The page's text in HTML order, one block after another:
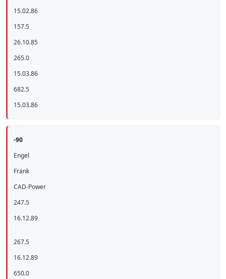
15.02.86
157.5
26.10.85
265.0
15.03.86
682.5
15.03.86
-90
Engel
Fränk
CAD-Power
247.5
16.12.89
267.5
16.12.89
650.0